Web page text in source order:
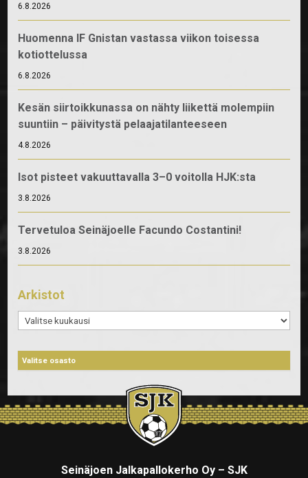
6.8.2026
Huomenna IF Gnistan vastassa viikon toisessa
kotiottelussa
6.8.2026
Kesän siirtoikkunassa on nähty liikettä molempiin
suuntiin – päivitystä pelaajatilanteeseen
4.8.2026
Isot pisteet vakuuttavalla 3–0 voitolla HJK:sta
3.8.2026
Tervetuloa Seinäjoelle Facundo Costantini!
3.8.2026
Arkistot
Arkistot
Seinäjoen Jalkapallokerho Oy – SJK